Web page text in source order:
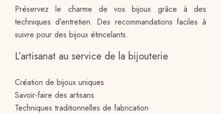
Préservez le charme de vos bijoux grâce à des
techniques d’entretien. Des recommandations faciles à
suivre pour des bijoux étincelants.
L’artisanat au service de la bijouterie
Création de bijoux uniques
Savoir-faire des artisans
Techniques traditionnelles de fabrication